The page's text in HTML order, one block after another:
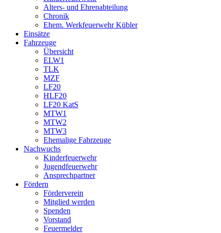
Alters- und Ehrenabteilung
Chronik
Ehem. Werkfeuerwehr Kübler
Einsätze
Fahrzeuge
Übersicht
ELW1
TLK
MZF
LF20
HLF20
LF20 KatS
MTW1
MTW2
MTW3
Ehemalige Fahrzeuge
Nachwuchs
Kinderfeuerwehr
Jugendfeuerwehr
Ansprechpartner
Fördern
Förderverein
Mitglied werden
Spenden
Vorstand
Feuermelder